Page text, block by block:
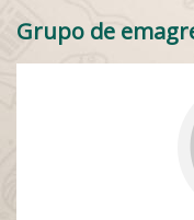
Grupo de